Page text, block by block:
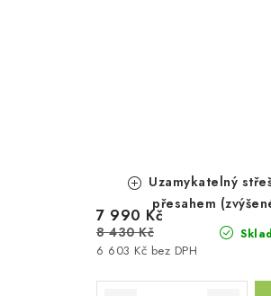
Uzamykatelný
přesahem
6 603 Kč bez DPH
7 990 Kč
8 430 Kč